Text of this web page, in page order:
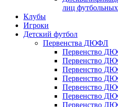
лиц
Клубы
Игроки
Детский футбол
Первенства ДЮФЛ
Первенство
Первенство
Первенство
Первенство
Первенство
Первенство
Первенство